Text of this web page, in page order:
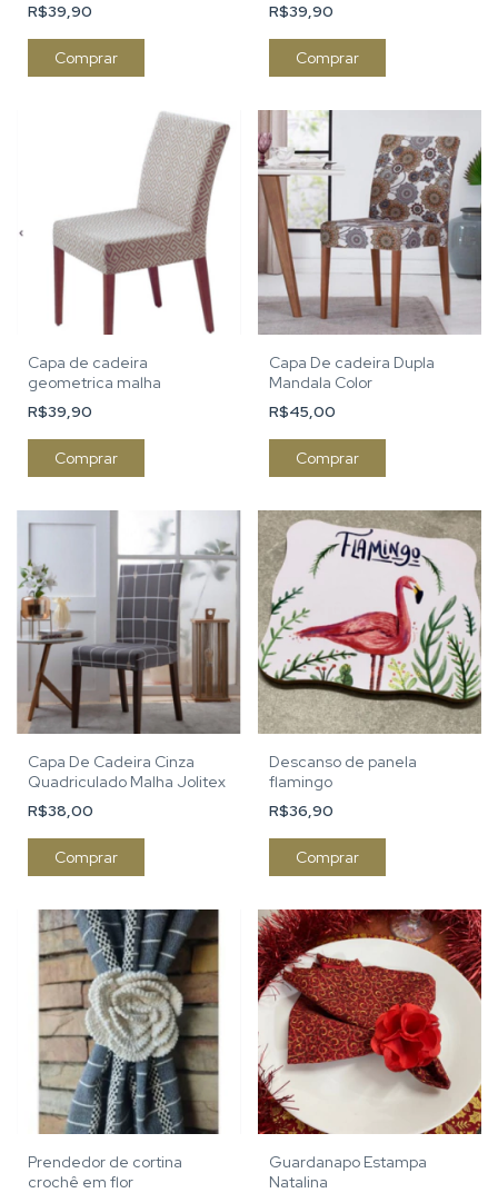
R$39,90
R$39,90
Capa de cadeira
geometrica malha
R$39,90
Capa De cadeira Dupla
Mandala Color
R$45,00
Capa De Cadeira Cinza
Quadriculado Malha Jolitex
R$38,00
Descanso de panela
flamingo
R$36,90
Prendedor de cortina
crochê em flor
Guardanapo Estampa
Natalina